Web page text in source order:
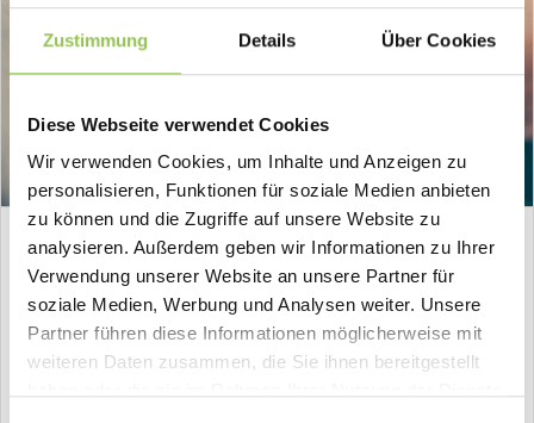
Zustimmung Details Über Cookies
Diese Webseite verwendet Cookies
Wir verwenden Cookies, um Inhalte und Anzeigen zu
personalisieren, Funktionen für soziale Medien anbieten
zu können und die Zugriffe auf unsere Website zu
analysieren. Außerdem geben wir Informationen zu Ihrer
Verwendung unserer Website an unsere Partner für
soziale Medien, Werbung und Analysen weiter. Unsere
Partner führen diese Informationen möglicherweise mit
weiteren Daten zusammen, die Sie ihnen bereitgestellt
HOW-TO
Event planen Checkliste: So planst du ein
erfolgreiches Event
Vom ersten Konzept bis zur Nachbereitung: Eine Checkliste
nach Phasen, mit der Kongresse, Kundenveranstaltungen und
Mitgliederversammlungen auf Kurs bleiben.